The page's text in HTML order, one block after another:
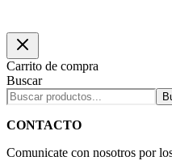
unidades
Carrito de compra
Buscar
CONTACTO
Comunicate con nosotros por